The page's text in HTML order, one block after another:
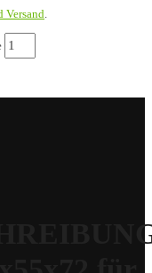
Versand